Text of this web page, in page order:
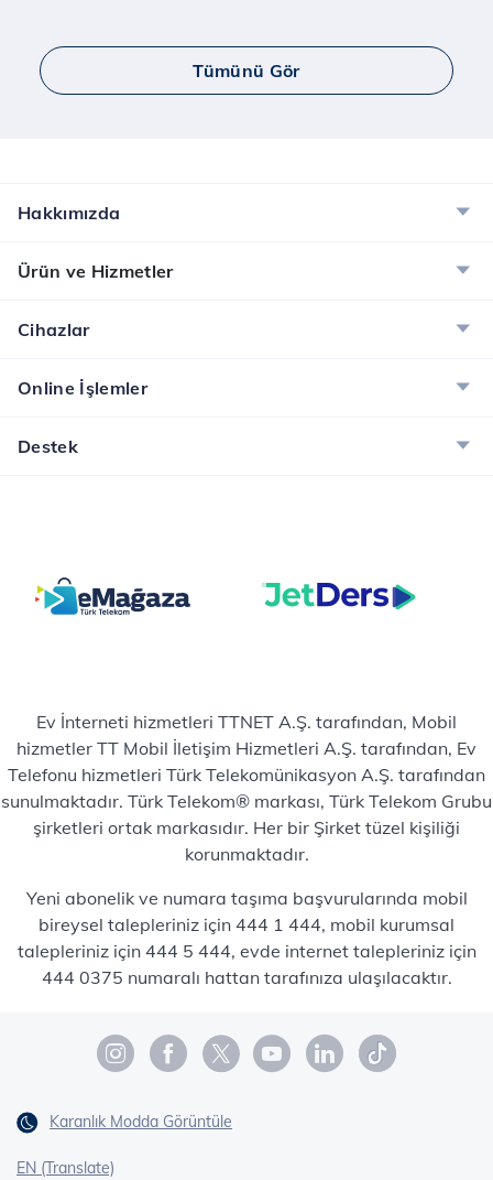
Tümünü Gör
Hakkımızda
Ürün ve Hizmetler
Cihazlar
Online İşlemler
Destek
Ev İnterneti hizmetleri TTNET A.Ş. tarafından, Mobil
hizmetler TT Mobil İletişim Hizmetleri A.Ş. tarafından, Ev
Telefonu hizmetleri Türk Telekomünikasyon A.Ş. tarafından
sunulmaktadır. Türk Telekom® markası, Türk Telekom Grubu
şirketleri ortak markasıdır. Her bir Şirket tüzel kişiliği
korunmaktadır.
Yeni abonelik ve numara taşıma başvurularında mobil
bireysel talepleriniz için 444 1 444, mobil kurumsal
talepleriniz için 444 5 444, evde internet talepleriniz için
444 0375 numaralı hattan tarafınıza ulaşılacaktır.
Karanlık Modda Görüntüle
EN (Translate)